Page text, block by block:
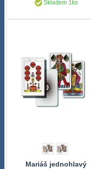
Skladem 1ks
Mariáš jednohlavý